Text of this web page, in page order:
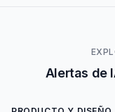
Alertas de